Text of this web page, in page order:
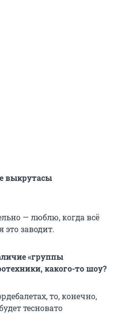
выкрутасы
— люблю, когда всё
это заводит.
«группы
какого-то шоу?
то, конечно,
тесновато